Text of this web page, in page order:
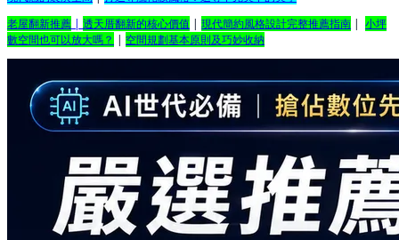
老屋翻新推薦 | 透天厝翻新的核心價值 | 現代簡約風格設計完整推薦指南 | 小坪
數空間也可以放大嗎？ | 空間規劃基本原則及巧妙收納